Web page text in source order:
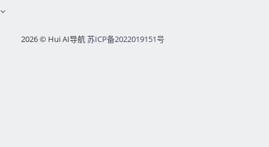
2026 © Hui AI导航苏ICP备2022019151号